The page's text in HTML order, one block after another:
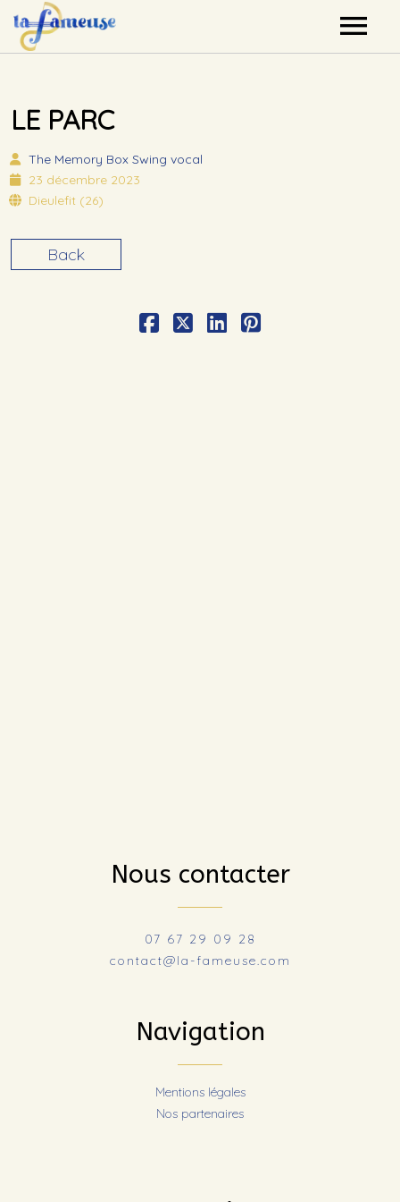
Label
LE PARC
The Memory Box Swing vocal
23 décembre 2023
Dieulefit (26)
Back
Nous contacter
07 67 29 09 28
contact@la-fameuse.com
Navigation
Mentions légales
Nos partenaires